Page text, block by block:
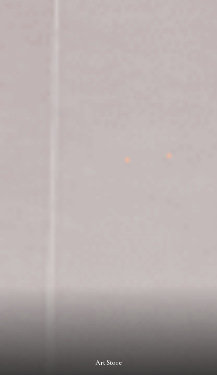
Art Store